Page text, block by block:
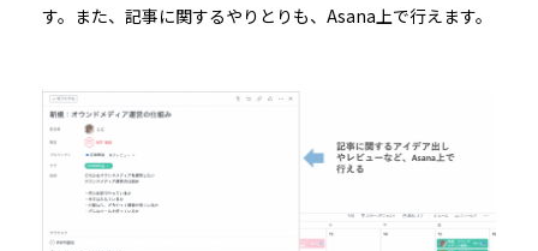
す。また、記事に関するやりとりも、Asana上で行えます。